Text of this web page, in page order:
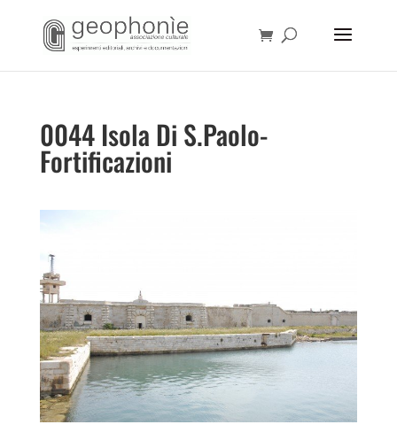
0044 Isola Di S.Paolo-
Fortificazioni